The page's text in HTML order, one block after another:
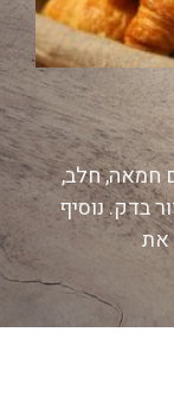
הקמח עם סוכר, 100 גרם חמאה, חלב,
בדק. נוסיף
את